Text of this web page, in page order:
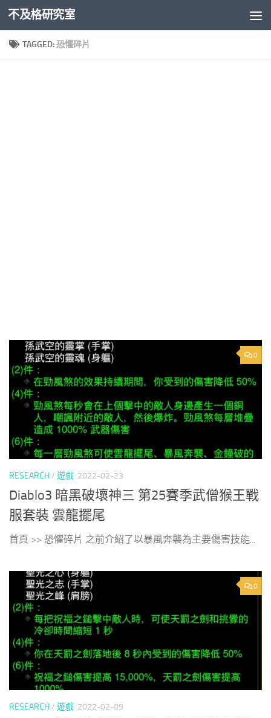
Skip to content
不及格研究室
TAGGED:恐懼碎片
0
RESEARCH/ 遊戲 2022-02-23
Diablo3 暗黑破壞神三 第25賽季武僧猴王戰
服套裝 雲龍擺尾
首頁 >> 恐懼碎片 之前介紹了以暴風奔襲為主要傷害技能...
0
RESEARCH/ 遊戲 2022-02-09